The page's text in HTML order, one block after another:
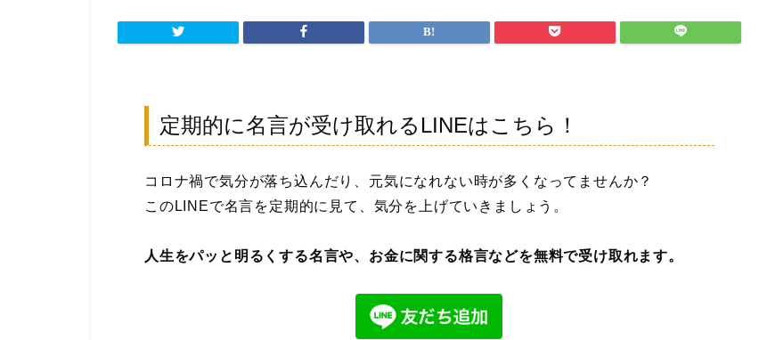
定期的に名言が受け取れるLINEはこちら！
コロナ禍で気分が落ち込んだり、元気になれない時が多くなってませんか？
このLINEで名言を定期的に見て、気分を上げていきましょう。
人生をパッと明るくする名言や、お金に関する格言などを無料で受け取れます。